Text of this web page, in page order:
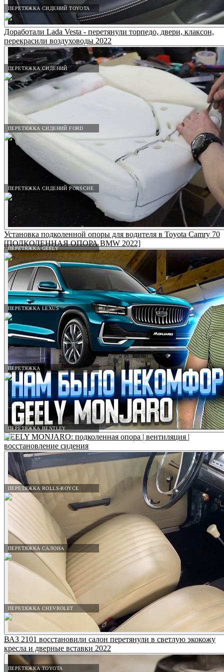
ПЕРЕТЯЖКА СИДЕНИЙ TOYOTA
ПЕРЕТЯЖКА СИДЕНИЙ
ПЕРЕТЯЖКА СИДЕНИЙ FORD
ПЕРЕТЯЖКА СИДЕНИЙ PORSCHE
ПЕРЕТЯЖКА GEELY
ПЕРЕТЯЖКА LEXUS
ПЕРЕТЯЖКА
ПЕРЕТЯЖКА BENTLEY
ПЕРЕТЯЖКА ROLLS-ROYCE
ПЕРЕТЯЖКА САЛОНА
ПЕРЕТЯЖКА CHEVROLET
ПЕРЕТЯЖКА TOYOTA
Доработали Lada Vesta - перетянули торпедо, двери, клаксон,
перекрасили воздуховоды 2022
Установка подколенной опоры для водителя в Toyota Camry 70
[ПОДКОЛЕННАЯ ОПОРА BMW 2022]
GEELY MONJARO: подколенная опора | вентиляция |
восстановление сидения
ВАЗ 2101 восстановили салон перетянули в светлую экокожу
кресла и дверные вставки 2022